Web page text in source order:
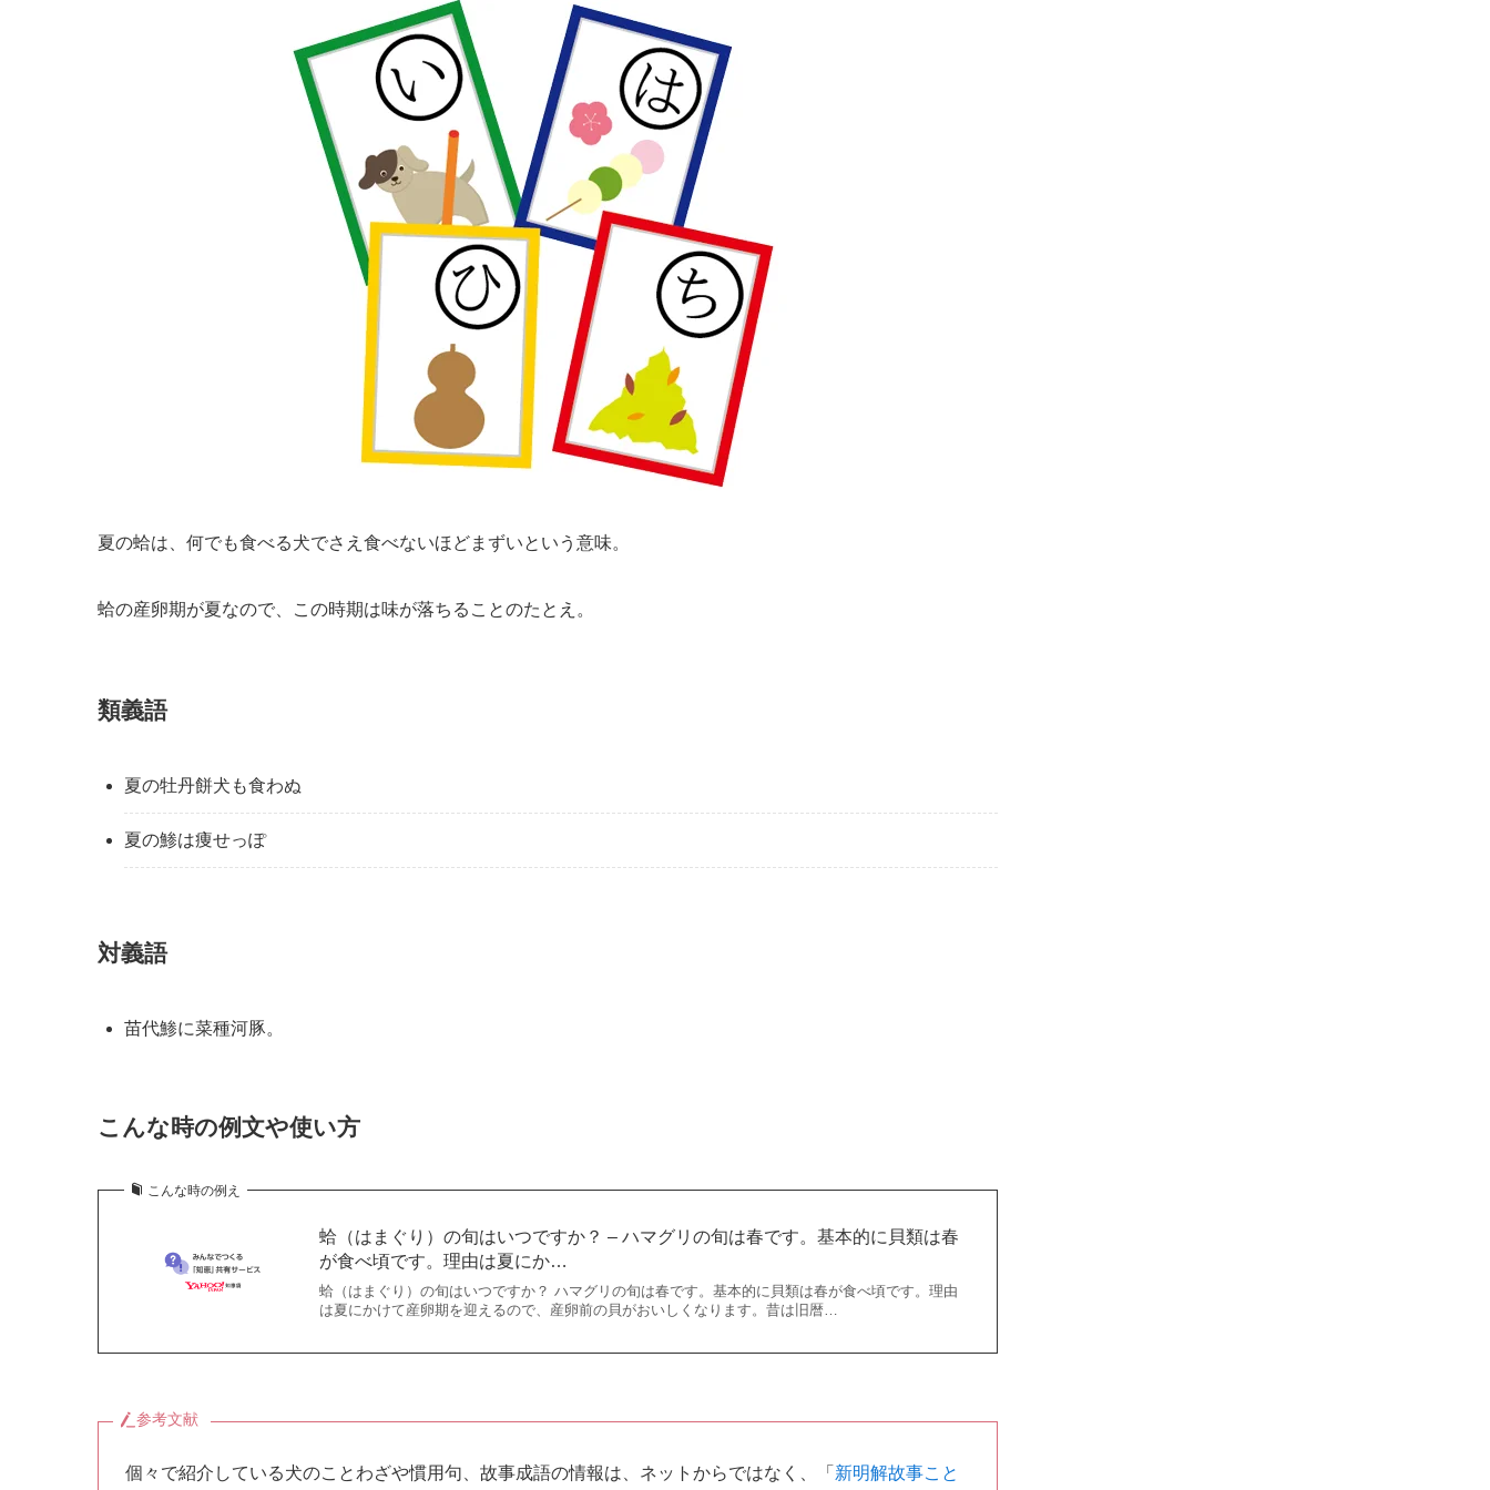
夏の蛤は、何でも食べる犬でさえ食べないほどまずいという意味。
蛤の産卵期が夏なので、この時期は味が落ちることのたとえ。
類義語
夏の牡丹餅犬も食わぬ
夏の鯵は痩せっぽ
対義語
苗代鯵に菜種河豚。
こんな時の例文や使い方
こんな時の例え
蛤（はまぐり）の旬はいつですか？ – ハマグリの旬は春です。基本的に貝類は春
が食べ頃です。理由は夏にか…
蛤（はまぐり）の旬はいつですか？ ハマグリの旬は春です。基本的に貝類は春が食べ頃です。理由
は夏にかけて産卵期を迎えるので、産卵前の貝がおいしくなります。昔は旧暦…
参考文献
個々で紹介している犬のことわざや慣用句、故事成語の情報は、ネットからではなく、「 新明解故事こと